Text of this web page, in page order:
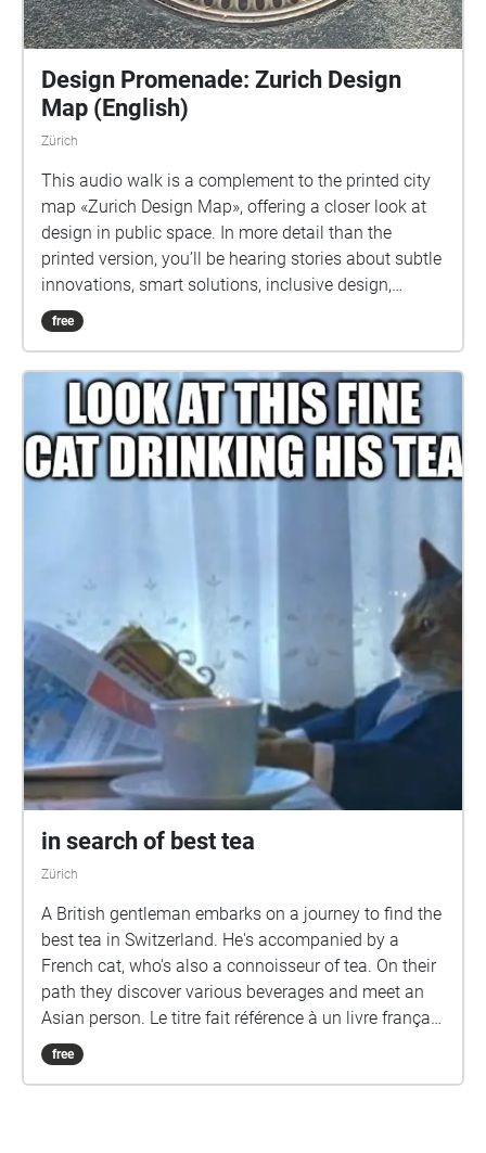
Design Promenade: Zurich Design
Map (English)
Zürich
This audio walk is a complement to the printed city
map «Zurich Design Map», offering a closer look at
design in public space. In more detail than the
printed version, you’ll be hearing stories about subtle
innovations, smart solutions, inclusive design,
everyday helpers, and the creative thinking behind
various objects in Zurich’s public space. More
and texts: Gabriela Chicherio, AI voice: ElevenLabs,
Jessica Anne Bogart
free
in search of best tea
Zürich
A British gentleman embarks on a journey to find the
best tea in Switzerland. He's accompanied by a
French cat, who's also a connoisseur of tea. On their
path they discover various beverages and meet an
Asian person. Le titre fait référence à un livre français
intitulé "À la recherche du temps perdu".
free